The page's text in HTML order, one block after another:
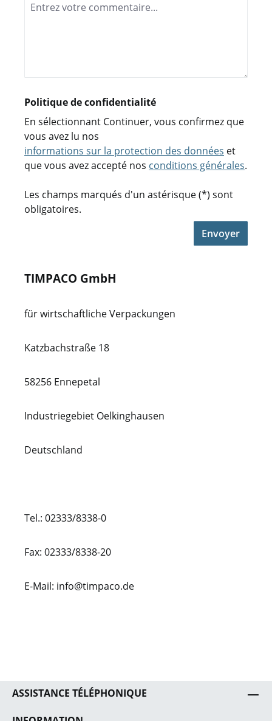
Politique de confidentialité
En sélectionnant Continuer, vous confirmez que
vous avez lu nos
informations sur la protection des données et
que vous avez accepté nos conditions générales.
Les champs marqués d'un astérisque (*) sont
obligatoires.
Envoyer
TIMPACO GmbH
für wirtschaftliche Verpackungen
Katzbachstraße 18
58256 Ennepetal
Industriegebiet Oelkinghausen
Deutschland
Tel.: 02333/8338-0
Fax: 02333/8338-20
E-Mail: info@timpaco.de
ASSISTANCE TÉLÉPHONIQUE